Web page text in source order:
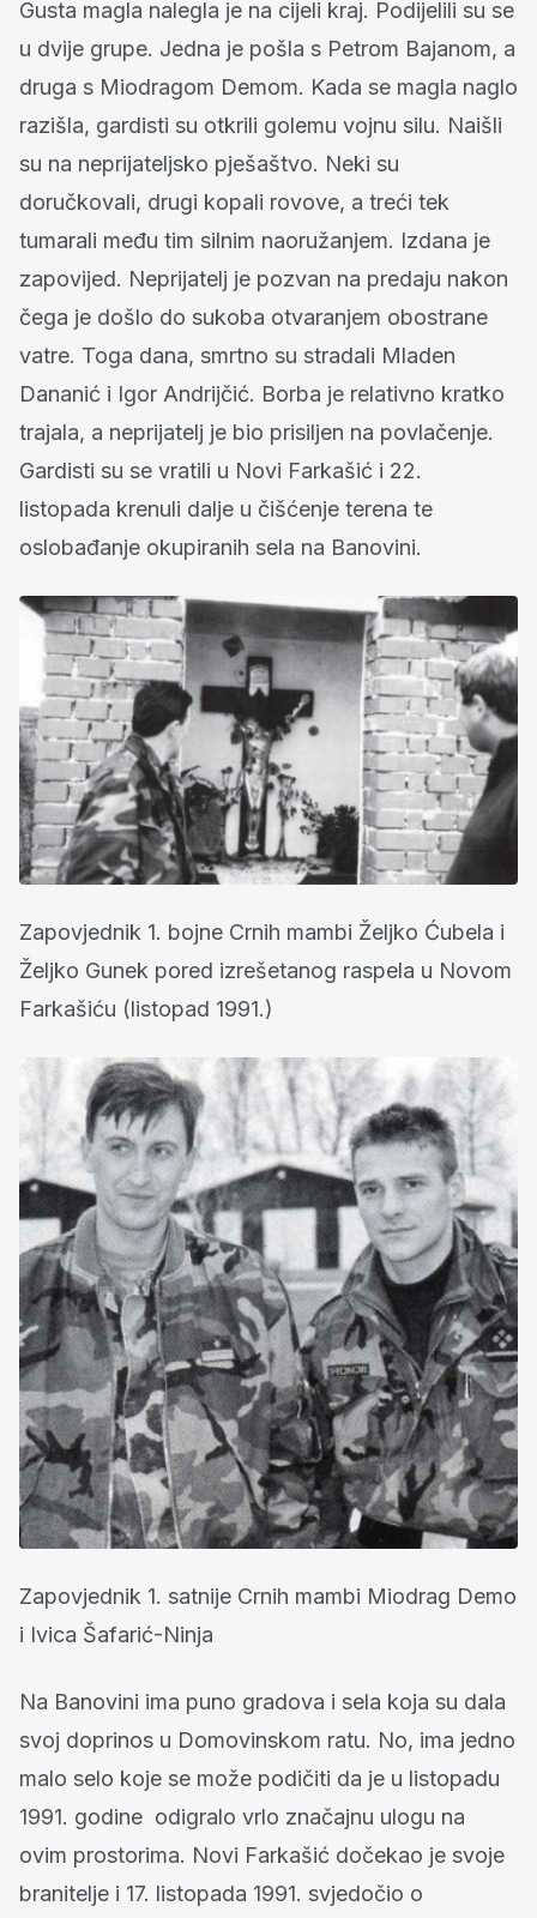
Gusta magla nalegla je na cijeli kraj. Podijelili su se
u dvije grupe. Jedna je pošla s Petrom Bajanom, a
druga s Miodragom Demom. Kada se magla naglo
razišla, gardisti su otkrili golemu vojnu silu. Naišli
su na neprijateljsko pješaštvo. Neki su
doručkovali, drugi kopali rovove, a treći tek
tumarali među tim silnim naoružanjem. Izdana je
zapovijed. Neprijatelj je pozvan na predaju nakon
čega je došlo do sukoba otvaranjem obostrane
vatre. Toga dana, smrtno su stradali Mladen
Dananić i Igor Andrijčić. Borba je relativno kratko
trajala, a neprijatelj je bio prisiljen na povlačenje.
Gardisti su se vratili u Novi Farkašić i 22.
listopada krenuli dalje u čišćenje terena te
oslobađanje okupiranih sela na Banovini.
Zapovjednik 1. bojne Crnih mambi Željko Ćubela i
Željko Gunek pored izrešetanog raspela u Novom
Farkašiću (listopad 1991.)
Zapovjednik 1. satnije Crnih mambi Miodrag Demo
i Ivica Šafarić-Ninja
Na Banovini ima puno gradova i sela koja su dala
svoj doprinos u Domovinskom ratu. No, ima jedno
malo selo koje se može podičiti da je u listopadu
1991. godine odigralo vrlo značajnu ulogu na
ovim prostorima. Novi Farkašić dočekao je svoje
branitelje i 17. listopada 1991. svjedočio o